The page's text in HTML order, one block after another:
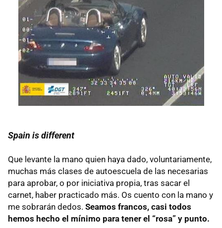
Spain is different
Que levante la mano quien haya dado, voluntariamente,
muchas más clases de autoescuela de las necesarias
para aprobar, o por iniciativa propia, tras sacar el
carnet, haber practicado más. Os cuento con la mano y
me sobrarán dedos. Seamos francos, casi todos
hemos hecho el mínimo para tener el “rosa” y punto.